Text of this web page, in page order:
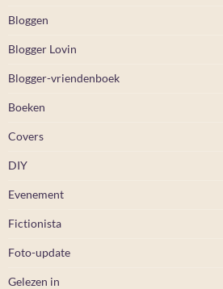
Bloggen
Blogger Lovin
Blogger-vriendenboek
Boeken
Covers
DIY
Evenement
Fictionista
Foto-update
Gelezen in